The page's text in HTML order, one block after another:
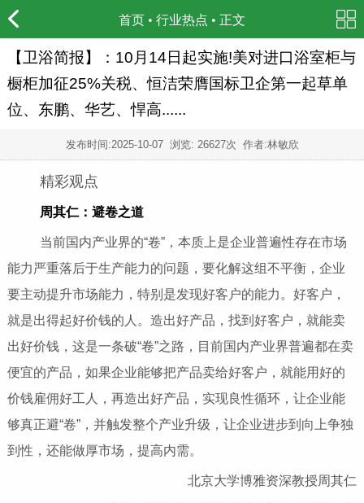
首页 • 行业热点 • 正文
【卫浴简报】：10月14日起实施!美对进口浴室柜与
橱柜加征25%关税、恒洁荣膺国标卫企第一起草单
位、东鹏、华艺、悍高......
发布时间:2025-10-07浏览: 26627次 作者:林敏欣
精彩观点
周其仁：避卷之道
当前国内产业界的“卷”，本质上是企业普遍性存在市场
能力严重落后于生产能力的问题，要化解这组不平衡，企业
要主动提升市场能力，特别是发现好客户的能力。好客户，
就是出得起好价钱的人。造出好产品，找到好客户，就能卖
出好价钱，这是一条破“卷”之路，目前国内产业界普遍都在卖
便宜的产品，如果企业能够把产品卖给好客户，就能用好的
价钱雇佣好工人，再造出好产品，实现良性循环，让企业能
够真正避“卷”，并触发整个产业升级，让企业进步到向上争独
到性，还能做厚市场，提高内需。
北京大学博雅资深教授周其仁